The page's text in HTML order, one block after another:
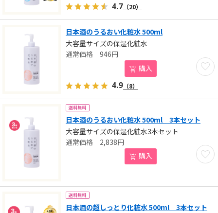
4.7 （20）
日本酒のうるおい化粧水 500ml
大容量サイズの保湿化粧水
お気
946円
購入
4.9 （8）
送料無料
日本酒のうるおい化粧水 500ml 3本セット
大容量サイズの保湿化粧水3本セット
お気
2,838円
購入
送料無料
日本酒の超しっとり化粧水 500ml 3本セット